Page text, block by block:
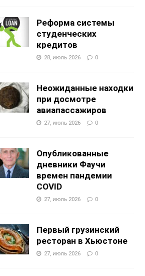
Реформа системы
студенческих
кредитов
28, июль 2026 0
Неожиданные находки
при досмотре
авиапассажиров
27, июль 2026 0
Опубликованные
дневники Фаучи
времен пандемии
COVID
27, июль 2026 0
Первый грузинский
ресторан в Хьюстоне
27, июль 2026 0